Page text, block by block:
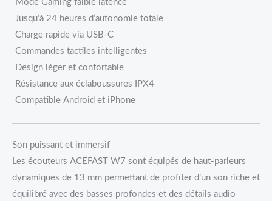
Mode Gaming faible latence
Jusqu’à 24 heures d’autonomie totale
Charge rapide via USB-C
Commandes tactiles intelligentes
Design léger et confortable
Résistance aux éclaboussures IPX4
Compatible Android et iPhone
Son puissant et immersif
Les écouteurs ACEFAST W7 sont équipés de haut-parleurs
dynamiques de 13 mm permettant de profiter d’un son riche et
équilibré avec des basses profondes et des détails audio